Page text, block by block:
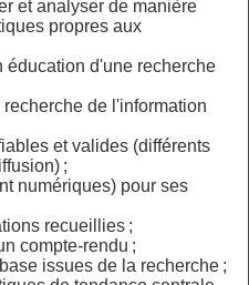
et analyser de manière
propres aux
éducation d'une recherche
de l'information
et valides (différents
;
numériques) pour ses
recueillies ;
compte-rendu ;
issues de la recherche ;